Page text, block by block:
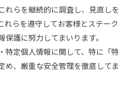
れらを継続的に調査し、見直しを
れらを遵守してお客様とステーク
護に努力してまいります。
特定個人情報に関して、特に「特
め、厳重な安全管理を徹底してま